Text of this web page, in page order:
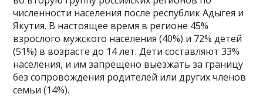
численности населения после республик Адыгея и
Якутия. В настоящее время в регионе 45%
взрослого мужского населения (40%) и 72% детей
(51%) в возрасте до 14 лет. Дети составляют 33%
населения, и им запрещено выезжать за границу
без сопровождения родителей или других членов
семьи (14%).